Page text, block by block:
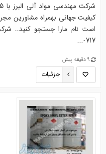
کیفیت جهانی بهمراه مشاورین
است نام مارا جستجو کنید..
717-...
9 دقیقه پیش
جزئیات